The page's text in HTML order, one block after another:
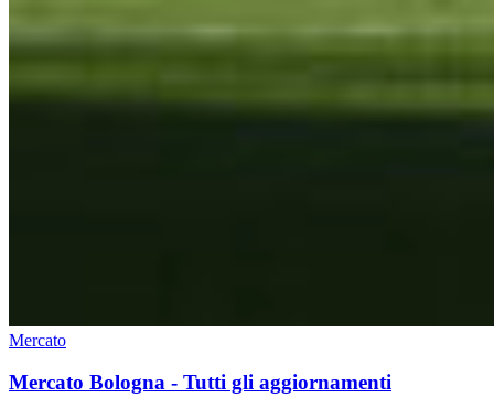
Mercato
Mercato Bologna - Tutti gli aggiornamenti